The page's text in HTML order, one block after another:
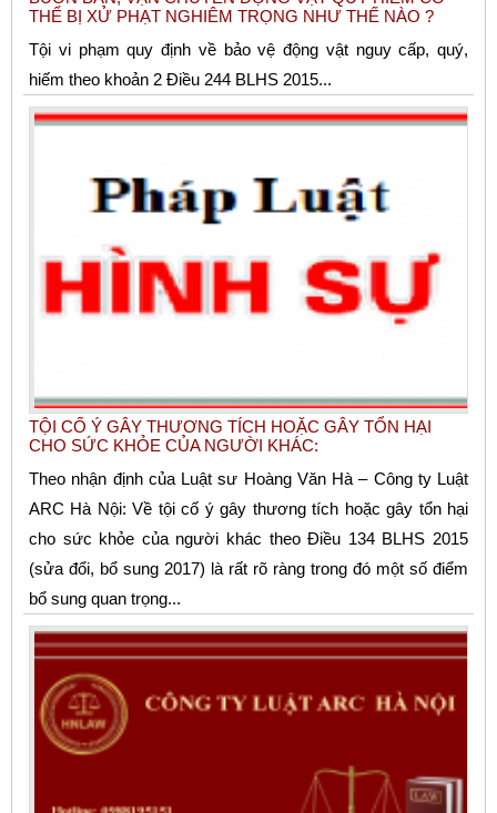
THỂ BỊ XỬ PHẠT NGHIÊM TRỌNG NHƯ THẾ NÀO ?
Tội vi phạm quy định về bảo vệ động vật nguy cấp, quý,
hiếm theo khoản 2 Điều 244 BLHS 2015...
TỘI CỐ Ý GÂY THƯƠNG TÍCH HOẶC GÂY TỔN HẠI
CHO SỨC KHỎE CỦA NGƯỜI KHÁC:
Theo nhận định của Luật sư Hoàng Văn Hà – Công ty Luật
ARC Hà Nội: Về tội cố ý gây thương tích hoặc gây tổn hại
cho sức khỏe của người khác theo Điều 134 BLHS 2015
(sửa đổi, bổ sung 2017) là rất rõ ràng trong đó một số điểm
bổ sung quan trọng...